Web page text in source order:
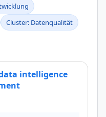
Cluster: Datenqualität
intelligence